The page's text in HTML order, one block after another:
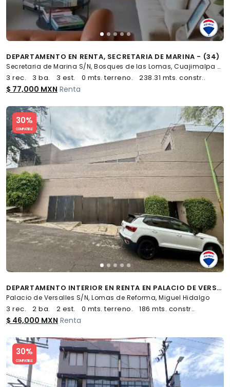
DEPARTAMENTO EN RENTA, SECRETARIA DE MARINA - (34)
Secretaria de Marina S/N, Bosques de las Lomas, Cuajimalpa de Morelos
3 rec. 3 ba. 3 est. 0 mts. terreno. 238.31 mts. constr..
$ 77,000 MXN Renta
30%
COMPATIBLE
Slide 1 of 5
DEPARTAMENTO INTERIOR EN RENTA EN PALACIO DE VERSALLES EN COL. LOMAS DE REFORMA - (34)
Palacio de Versalles S/N, Lomas de Reforma, Miguel Hidalgo
3 rec. 2 ba. 2 est. 0 mts. terreno. 186 mts. constr..
$ 46,000 MXN Renta
30%
COMPATIBLE
Slide 1 of 5